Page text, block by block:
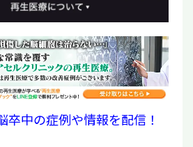
卒中の症例や情報を配信！